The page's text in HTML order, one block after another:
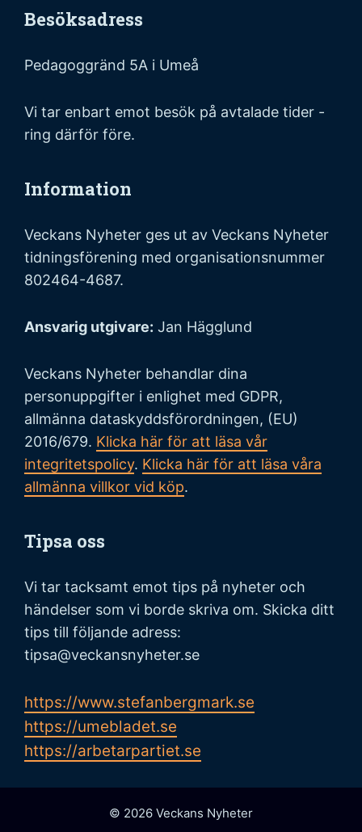
Besöksadress
Pedagoggränd 5A i Umeå
Vi tar enbart emot besök på avtalade tider -
ring därför före.
Information
Veckans Nyheter ges ut av Veckans Nyheter
tidningsförening med organisationsnummer
802464-4687.
Ansvarig utgivare: Jan Hägglund
Veckans Nyheter behandlar dina
personuppgifter i enlighet med GDPR,
allmänna dataskyddsförordningen, (EU)
2016/679. Klicka här för att läsa vår
integritetspolicy. Klicka här för att läsa våra
allmänna villkor vid köp.
Tipsa oss
Vi tar tacksamt emot tips på nyheter och
händelser som vi borde skriva om. Skicka ditt
tips till följande adress:
tipsa@veckansnyheter.se
https://www.stefanbergmark.se
https://umebladet.se
https://arbetarpartiet.se
© 2026 Veckans Nyheter